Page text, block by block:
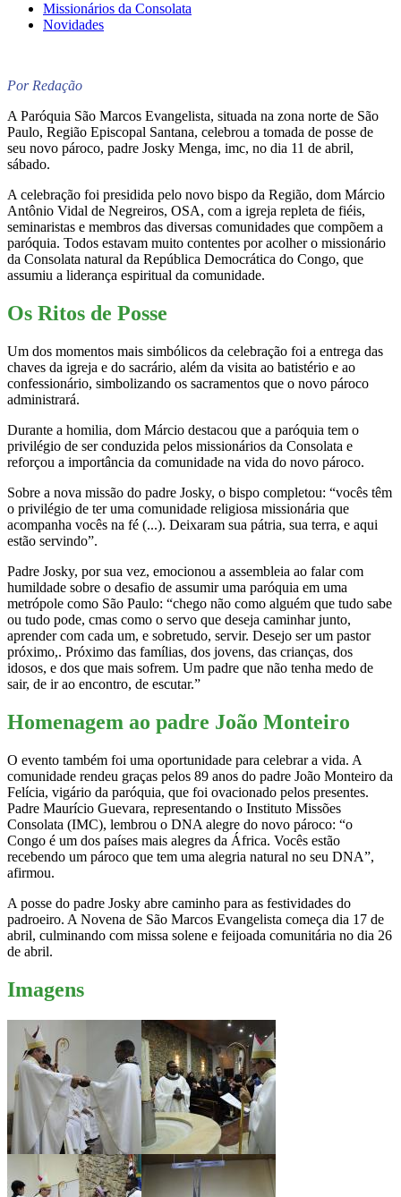
Missionários da Consolata
Novidades
Por Redação
A Paróquia São Marcos Evangelista, situada na zona norte de São
Paulo, Região Episcopal Santana, celebrou a tomada de posse de
seu novo pároco, padre Josky Menga, imc, no dia 11 de abril,
sábado.
A celebração foi presidida pelo novo bispo da Região, dom Márcio
Antônio Vidal de Negreiros, OSA, com a igreja repleta de fiéis,
seminaristas e membros das diversas comunidades que compõem a
paróquia. Todos estavam muito contentes por acolher o missionário
da Consolata natural da República Democrática do Congo, que
assumiu a liderança espiritual da comunidade.
Os Ritos de Posse
Um dos momentos mais simbólicos da celebração foi a entrega das
chaves da igreja e do sacrário, além da visita ao batistério e ao
confessionário, simbolizando os sacramentos que o novo pároco
administrará.
Durante a homilia, dom Márcio destacou que a paróquia tem o
privilégio de ser conduzida pelos missionários da Consolata e
reforçou a importância da comunidade na vida do novo pároco.
Sobre a nova missão do padre Josky, o bispo completou: “vocês têm
o privilégio de ter uma comunidade religiosa missionária que
acompanha vocês na fé (...). Deixaram sua pátria, sua terra, e aqui
estão servindo”.
Padre Josky, por sua vez, emocionou a assembleia ao falar com
humildade sobre o desafio de assumir uma paróquia em uma
metrópole como São Paulo: “chego não como alguém que tudo sabe
ou tudo pode, cmas como o servo que deseja caminhar junto,
aprender com cada um, e sobretudo, servir. Desejo ser um pastor
próximo,. Próximo das famílias, dos jovens, das crianças, dos
idosos, e dos que mais sofrem. Um padre que não tenha medo de
sair, de ir ao encontro, de escutar.”
Homenagem ao padre João Monteiro
O evento também foi uma oportunidade para celebrar a vida. A
comunidade rendeu graças pelos 89 anos do padre João Monteiro da
Felícia, vigário da paróquia, que foi ovacionado pelos presentes.
Padre Maurício Guevara, representando o Instituto Missões
Consolata (IMC), lembrou o DNA alegre do novo pároco: “o
Congo é um dos países mais alegres da África. Vocês estão
recebendo um pároco que tem uma alegria natural no seu DNA”,
afirmou.
A posse do padre Josky abre caminho para as festividades do
padroeiro. A Novena de São Marcos Evangelista começa dia 17 de
abril, culminando com missa solene e feijoada comunitária no dia 26
de abril.
Imagens